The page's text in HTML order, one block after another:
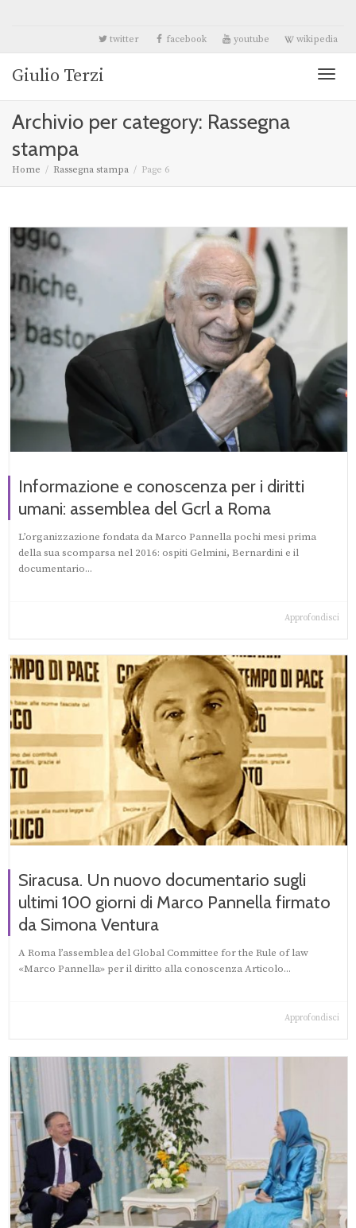
twitter facebook youtube wikipedia
Giulio Terzi
Archivio per category: Rassegna
stampa
Home Rassegna stampa Page 6
Informazione e conoscenza per i diritti
umani: assemblea del Gcrl a Roma
L’organizzazione fondata da Marco Pannella pochi mesi prima
della sua scomparsa nel 2016: ospiti Gelmini, Bernardini e il
documentario...
Approfondisci
Siracusa. Un nuovo documentario sugli
ultimi 100 giorni di Marco Pannella firmato
da Simona Ventura
A Roma l’assemblea del Global Committee for the Rule of law
«Marco Pannella» per il diritto alla conoscenza Articolo...
Approfondisci